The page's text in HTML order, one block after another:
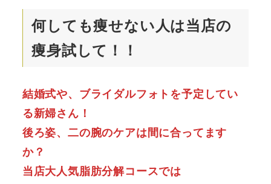
何しても痩せない人は当店の
痩身試して！！
結婚式や、ブライダルフォトを予定してい
る新婦さん！
後ろ姿、二の腕のケアは間に合ってます
か？
当店大人気脂肪分解コースでは